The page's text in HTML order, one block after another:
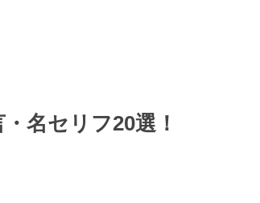
名セリフ20選！